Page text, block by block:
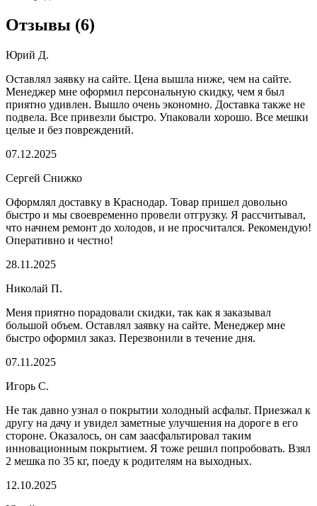
Отзывы (6)
Юрий Д.
Оставлял заявку на сайте. Цена вышла ниже, чем на сайте.
Менеджер мне оформил персональную скидку, чем я был
приятно удивлен. Вышло очень экономно. Доставка также не
подвела. Все привезли быстро. Упаковали хорошо. Все мешки
целые и без повреждений.
07.12.2025
Сергей Снижко
Оформлял доставку в Краснодар. Товар пришел довольно
быстро и мы своевременно провели отгрузку. Я рассчитывал,
что начнем ремонт до холодов, и не просчитался. Рекомендую!
Оперативно и честно!
28.11.2025
Николай П.
Меня приятно порадовали скидки, так как я заказывал
большой объем. Оставлял заявку на сайте. Менеджер мне
быстро оформил заказ. Перезвонили в течение дня.
07.11.2025
Игорь С.
Не так давно узнал о покрытии холодный асфальт. Приезжал к
другу на дачу и увидел заметные улучшения на дороге в его
стороне. Оказалось, он сам заасфальтировал таким
инновационным покрытием. Я тоже решил попробовать. Взял
2 мешка по 35 кг, поеду к родителям на выходных.
12.10.2025